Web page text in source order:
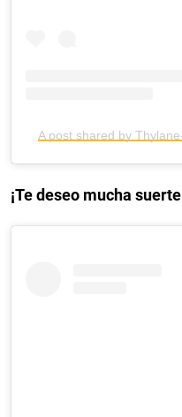
A post shared by
¡Te deseo mucha